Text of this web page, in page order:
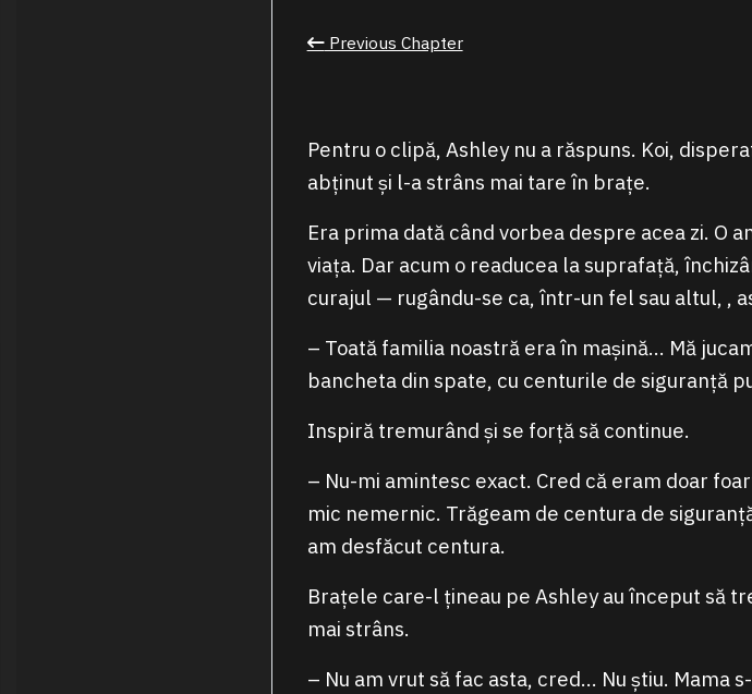
Previous Chapter
Pentru o clipă, Ashley nu a răspuns. Koi,
abținut și l-a strâns mai tare în brațe.
Era prima dată când vorbea despre acea zi. O
viața. Dar acum o readucea la suprafață,
curajul — rugându-se ca, într-un fel sau altul, ,
– Toată familia noastră era în mașină… Mă
bancheta din spate, cu centurile de siguranță
Inspiră tremurând și se forță să continue.
– Nu-mi amintesc exact. Cred că eram doar
mic nemernic. Trăgeam de centura de
am desfăcut centura.
Brațele care-l țineau pe Ashley au început să
mai strâns.
– Nu am vrut să fac asta, cred… Nu știu. Mama